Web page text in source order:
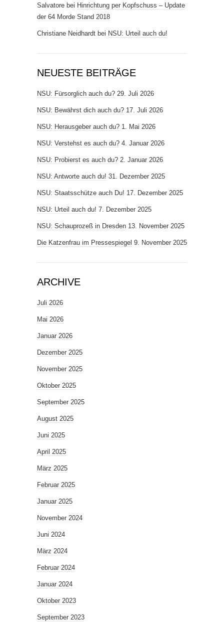
Salvatore bei Hinrichtung per Kopfschuss – Update
der 64 Morde Stand 2018
Christiane Neidhardt bei NSU: Urteil auch du!
NEUESTE BEITRÄGE
NSU: Fürsorglich auch du? 29. Juli 2026
NSU: Bewährst dich auch du? 17. Juli 2026
NSU: Herausgeber auch du? 1. Mai 2026
NSU: Verstehst es auch du? 4. Januar 2026
NSU: Probierst es auch du? 2. Januar 2026
NSU: Antworte auch du! 31. Dezember 2025
NSU: Staatsschütze auch Du! 17. Dezember 2025
NSU: Urteil auch du! 7. Dezember 2025
NSU: Schauprozeß in Dresden 13. November 2025
Die Katzenfrau im Pressespiegel 9. November 2025
ARCHIVE
Juli 2026
Mai 2026
Januar 2026
Dezember 2025
November 2025
Oktober 2025
September 2025
August 2025
Juni 2025
April 2025
März 2025
Februar 2025
Januar 2025
November 2024
Juni 2024
März 2024
Februar 2024
Januar 2024
Oktober 2023
September 2023